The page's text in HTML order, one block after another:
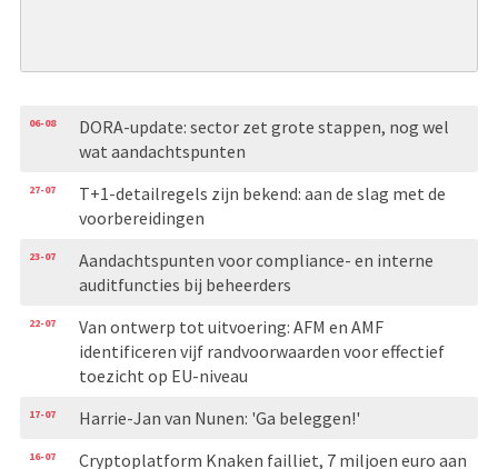
06-08
DORA-update: sector zet grote stappen, nog wel
wat aandachtspunten
27-07
T+1-detailregels zijn bekend: aan de slag met de
voorbereidingen
23-07
Aandachtspunten voor compliance- en interne
auditfuncties bij beheerders
22-07
Van ontwerp tot uitvoering: AFM en AMF
identificeren vijf randvoorwaarden voor effectief
toezicht op EU-niveau
17-07 Harrie-Jan van Nunen: 'Ga beleggen!'
16-07 Cryptoplatform Knaken failliet, 7 miljoen euro aan